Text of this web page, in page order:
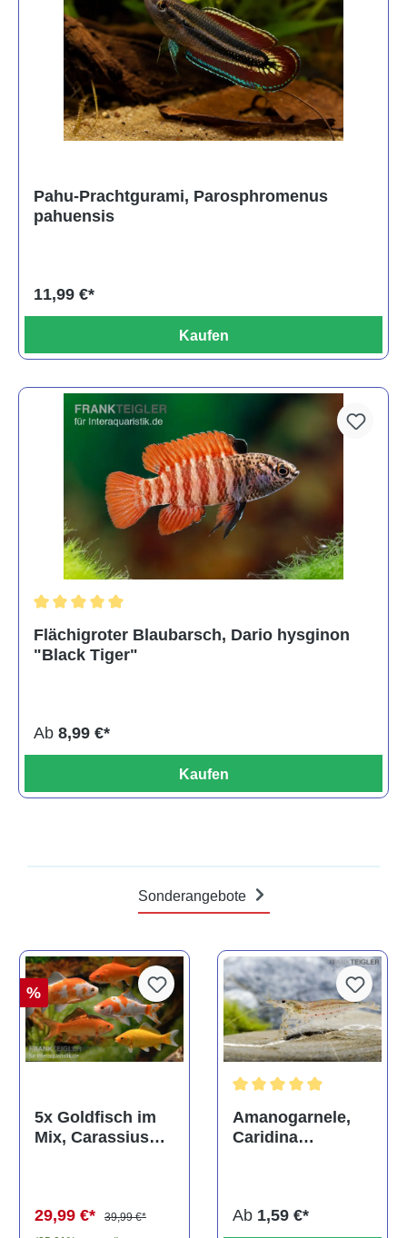
Pahu-Prachtgurami, Parosphromenus
pahuensis
11,99 €*
Kaufen
Flächigroter Blaubarsch, Dario hysginon
"Black Tiger"
Ab 8,99 €*
Kaufen
Sonderangebote
%
5x Goldfisch im
Mix, Carassius
29,99 €*
39,99 €*
Amanogarnele,
Caridina
Ab 1,59 €*